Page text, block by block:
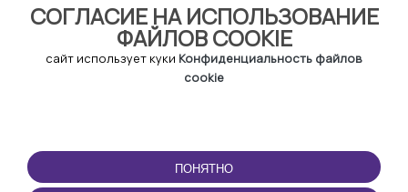
СОГЛАСИЕ НА ИСПОЛЬЗОВАНИЕ
ФАЙЛОВ COOKIE
сайт использует куки Конфиденциальность файлов
cookie
ПОНЯТНО
ЭКСПЛУАТАЦИИ
Условия и положения
ПРИЛОЖЕНИЕ